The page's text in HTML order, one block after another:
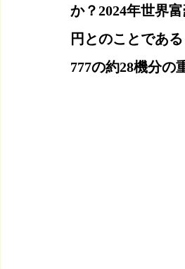
か？2024年世界
円とのことであ
777の約28機分の